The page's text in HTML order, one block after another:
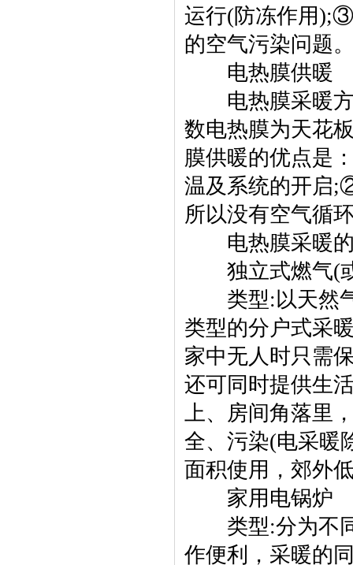
运行(防冻作用
的空气污染问题
电热膜供暖
电热膜采暖方
数电热膜为天花
膜供暖的优点是
温及系统的开启
所以没有空气循
电热膜采暖的
独立式燃气(
类型:以天然气
类型的分户式采
家中无人时只需
还可同时提供生
上、房间角落里
全、污染(电采暖
面积使用，郊外
家用电锅炉
类型:分为不同
作便利，采暖的